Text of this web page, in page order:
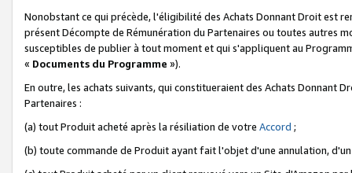
Nonobstant ce qui précède, l'éligibilité des Achats Donnant Droit est
présent Décompte de Rémunération du Partenaires ou toutes autres
susceptibles de publier à tout moment et qui s'appliquent au
« Documents du Programme »).
En outre, les achats suivants, qui constitueraient des Achats Donnant
Partenaires :
(a) tout Produit acheté après la résiliation de votre Accord ;
(b) toute commande de Produit ayant fait l'objet d'une annulation,